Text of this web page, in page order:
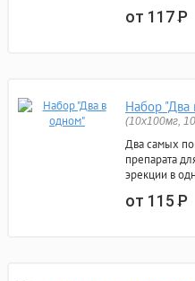
от 117Р
Набор "Два
(10x100мг,
Два самых
препарата
эрекции в
от 115Р